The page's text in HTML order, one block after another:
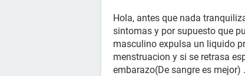
Hola, antes que nada
sintomas y por supuesto que
masculino expulsa un liquido
menstruacion y si se retrasa
embarazo(De sangre es mejor)